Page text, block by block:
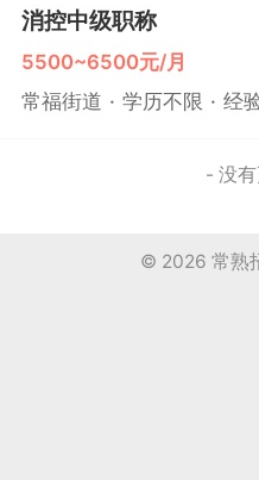
消控中级职称
5500~6500元/月
常福街道 学历不限 经
- 没
© 2026 常熟